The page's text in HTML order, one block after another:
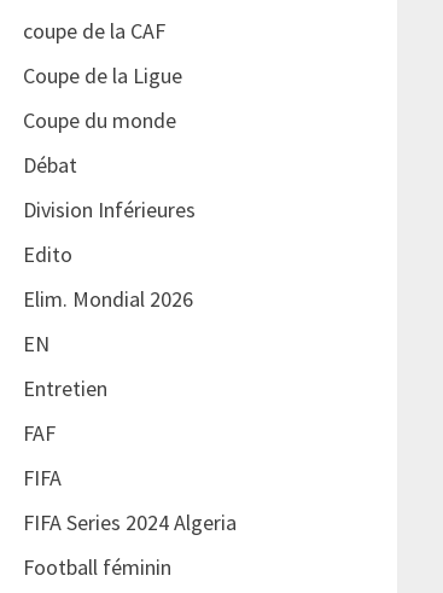
coupe de la CAF
Coupe de la Ligue
Coupe du monde
Débat
Division Inférieures
Edito
Elim. Mondial 2026
EN
Entretien
FAF
FIFA
FIFA Series 2024 Algeria
Football féminin